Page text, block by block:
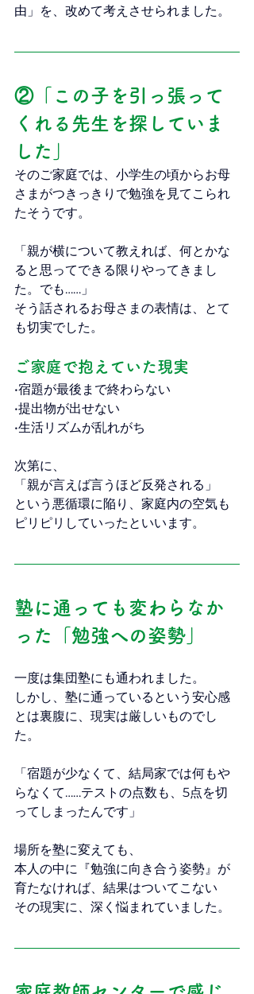
由」を、改めて考えさせられました。
②「この子を引っ張って
くれる先生を探していま
した」
そのご家庭では、小学生の頃からお母
さまがつきっきりで勉強を見てこられ
たそうです。
「親が横について教えれば、何とかな
ると思ってできる限りやってきまし
た。でも……」
そう話されるお母さまの表情は、とて
も切実でした。
ご家庭で抱えていた現実
•宿題が最後まで終わらない
•提出物が出せない
•生活リズムが乱れがち
次第に、
「親が言えば言うほど反発される」
という悪循環に陥り、家庭内の空気も
ピリピリしていったといいます。
塾に通っても変わらなか
った「勉強への姿勢」
一度は集団塾にも通われました。
しかし、塾に通っているという安心感
とは裏腹に、現実は厳しいものでし
た。
「宿題が少なくて、結局家では何もや
らなくて……テストの点数も、5点を切
ってしまったんです」
場所を塾に変えても、
本人の中に『勉強に向き合う姿勢』が
育たなければ、結果はついてこない
その現実に、深く悩まれていました。